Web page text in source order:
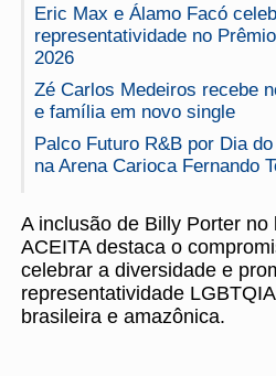
Eric Max e Álamo Facó
representatividade no
2026
Zé Carlos Medeiros recebe
e família em novo single
Palco Futuro R&B por Dia
na Arena Carioca Fernando
A inclusão de Billy Porter no
ACEITA destaca o
celebrar a diversidade e
representatividade
brasileira e amazônica.